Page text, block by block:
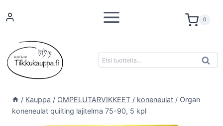
sisältöön
0
Etsi: Haku
/ Kauppa / OMPELUTARVIKKEET / koneneulat / Organ
koneneulat quilting lajitelma 75-90, 5 kpl